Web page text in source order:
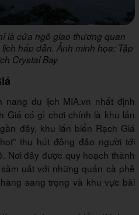
là cửa ngõ giao thương quan
hấp dẫn. Ảnh minh họa: Tập
Crystal Bay
du lịch MIA.vn nhất định
Giá có gì chơi chính là khu lấn
đây, khu lấn biển Rạch Giá
thu hút đông đảo người tới
Nơi đây được quy hoạch thành
uất với những quán cà phê
sang trọng và khu vực bãi